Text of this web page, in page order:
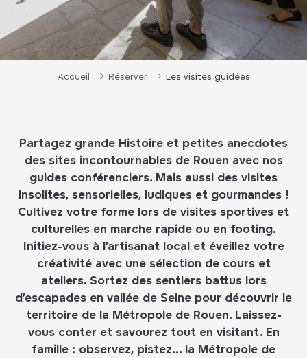
Accueil Réserver Les visites guidées
Partagez grande Histoire et petites anecdotes
des sites incontournables de Rouen avec nos
guides conférenciers. Mais aussi des visites
insolites, sensorielles, ludiques et gourmandes !
Cultivez votre forme lors de visites sportives et
culturelles en marche rapide ou en footing.
Initiez-vous à l’artisanat local et éveillez votre
créativité avec une sélection de cours et
ateliers. Sortez des sentiers battus lors
d’escapades en vallée de Seine pour découvrir le
territoire de la Métropole de Rouen. Laissez-
vous conter et savourez tout en visitant. En
famille : observez, pistez… la Métropole de